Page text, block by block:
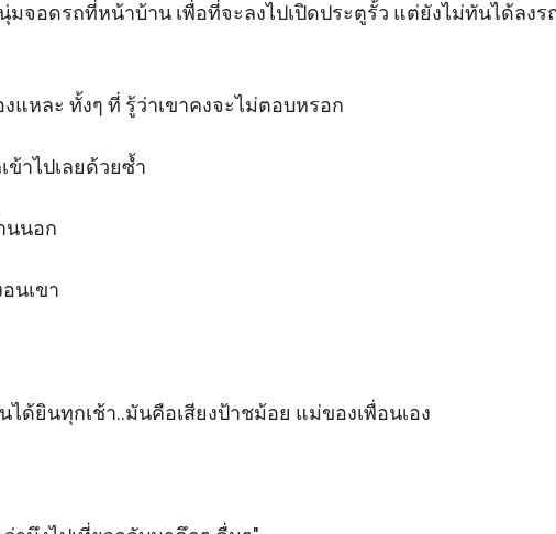
จอดรถที่หน้าบ้าน เพื่อที่จะลงไปเปิดประตูรั้ว แต่ยังไม่ทันได้ลงร
แหละ ทั้งๆ ที่ รู้ว่าเขาคงจะไม่ตอบหรอก
าไปเลยด้วยซ้ำ
นนอก
นเขา
ได้ยินทุกเช้า..มันคือเสียงป้าชม้อย แม่ของเพื่อนเอง